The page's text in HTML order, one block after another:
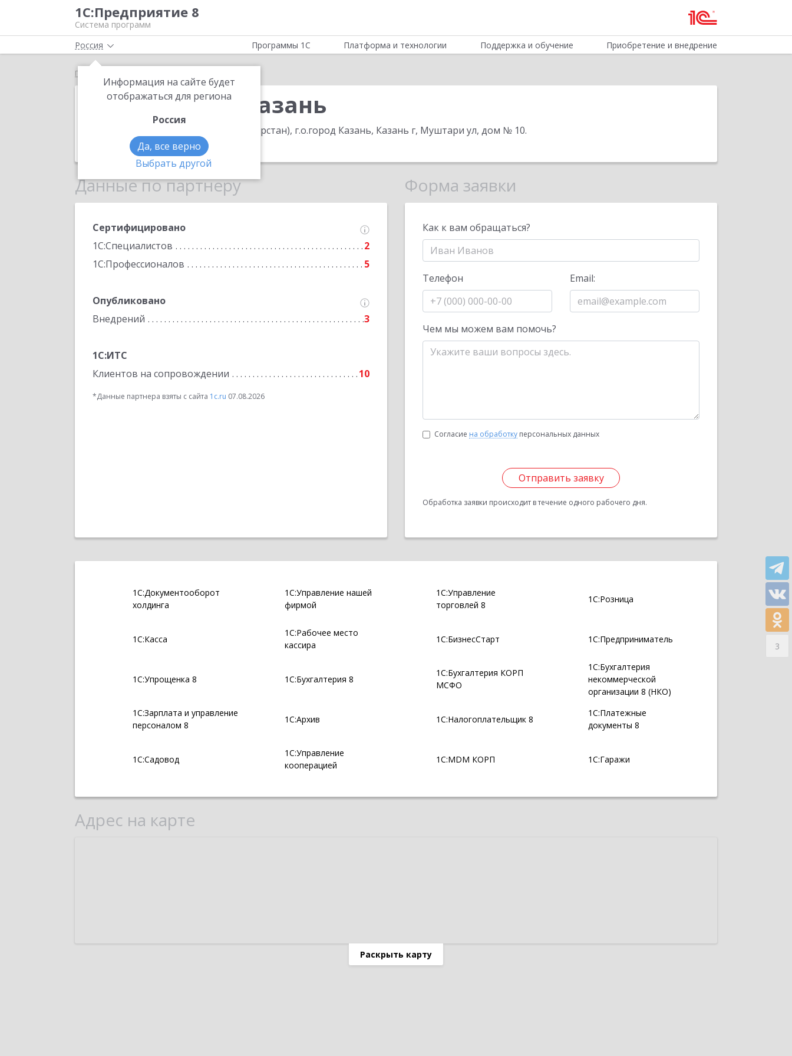
1С:Предприятие 8
Система программ
Россия
Информация на сайте будет
отображаться для региона
Россия
Да, все верно
Выбрать другой
Программы 1С Платформа и технологии Поддержка и обучение Приобретение и внедрение
Главная
СофтСервис-Казань
420012, Татарстан Респ (Татарстан), г.о.город Казань, Казань г, Муштари ул, дом № 10.
Телефон: (843) 253-0523
Данные по партнеру
Сертифицировано
1С:Специалистов
2
1С:Профессионалов
5
Опубликовано
Внедрений
3
1С:ИТС
Клиентов на сопровождении
10
*Данные партнера взяты с сайта 1c.ru 07.08.2026
Форма заявки
Как к вам обращаться?
Телефон Email:
Чем мы можем вам помочь?
Согласие на обработку персональных данных
Отправить заявку
Обработка заявки происходит в течение одного рабочего дня.
1С:Документооборот
холдинга
1С:Управление нашей
фирмой
1С:Управление
торговлей 8
1С:Розница
1С:Касса
1С:Рабочее место
кассира
1С:БизнесСтарт 1С:Предприниматель
1С:Упрощенка 8 1С:Бухгалтерия 8
1С:Бухгалтерия КОРП
МСФО
1С:Бухгалтерия
некоммерческой
организации 8 (НКО)
1С:Зарплата и управление
персоналом 8
1С:Архив 1С:Налогоплательщик 8
1С:Платежные
документы 8
1С:Садовод
1С:Управление
кооперацией
1С:MDM КОРП 1С:Гаражи
Адрес на карте
Раскрыть карту
3